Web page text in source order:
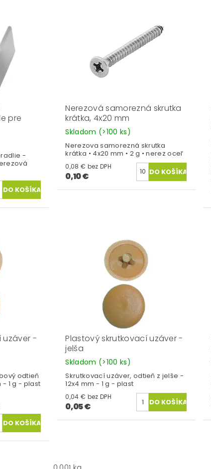
pre
-
Nerezová samorezná skrutka
krátka, 4x20 mm
Skladom (>100 ks)
Nerezova samorezná skrutka
krátka • 4x20 mm • 2 g • nerez oceľ
0,08 € bez DPH
0,10 €
uzáver -
odtieň
- 1 g - plast
Plastový skrutkovací uzáver -
jelša
Skladom (>100 ks)
Skrutkovací uzáver, odtieň z jelše -
12x4 mm - 1 g - plast
0,04 € bez DPH
0,05 €